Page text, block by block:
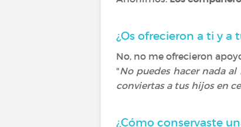
¿Os ofrecieron a ti y a
No, no me ofrecieron
"No puedes hacer nada
conviertas a tus hijos en
¿Cómo conservaste